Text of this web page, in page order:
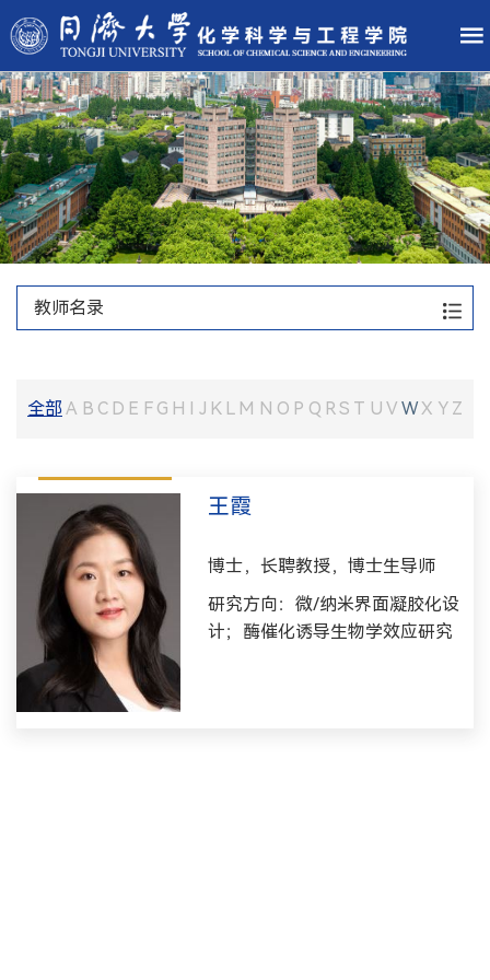
教师名录
全部A B C D E F G H I J K L M N O P Q RS T U V WX Y Z
王霞
博士，长聘教授，博士生导师
研究方向：微/纳米界面凝胶化设
计；酶催化诱导生物学效应研究